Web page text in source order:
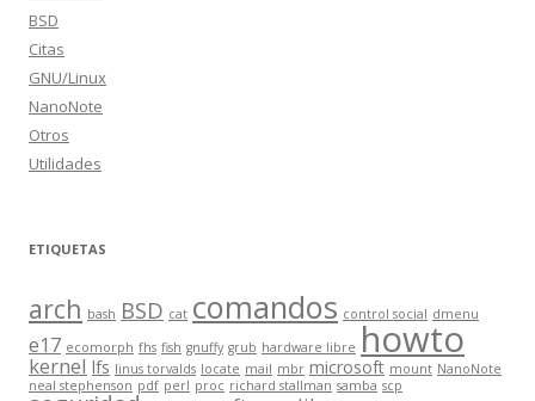
BSD
Citas
GNU/Linux
NanoNote
Otros
Utilidades
ETIQUETAS
arch bash BSD cat comandos control social dmenu
e17 ecomorph fhs fish gnuffy grub hardware libre howto
kernel lfs linus torvalds locate mail mbr microsoft mount NanoNote
neal stephenson pdf perl proc richard stallman samba scp